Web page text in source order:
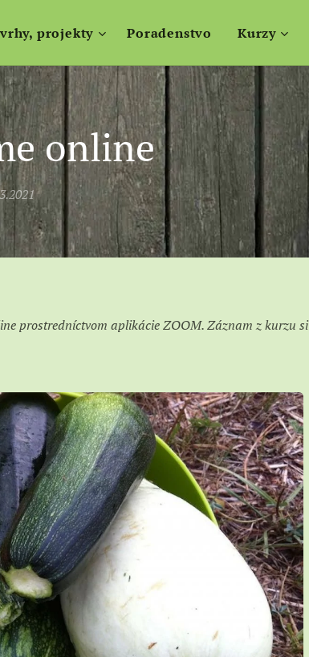
projekty Poradenstvo Kurzy
online
prostredníctvom aplikácie ZOOM. Záznam z kurzu si